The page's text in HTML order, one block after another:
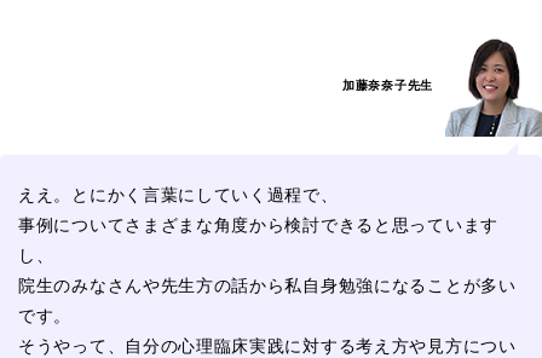
加藤奈奈子先生
ええ。とにかく言葉にしていく過程で、
事例についてさまざまな角度から検討できると思っています
し、
院生のみなさんや先生方の話から私自身勉強になることが多い
です。
そうやって、自分の心理臨床実践に対する考え方や見方につい